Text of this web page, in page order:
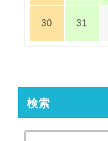
30 31
検索